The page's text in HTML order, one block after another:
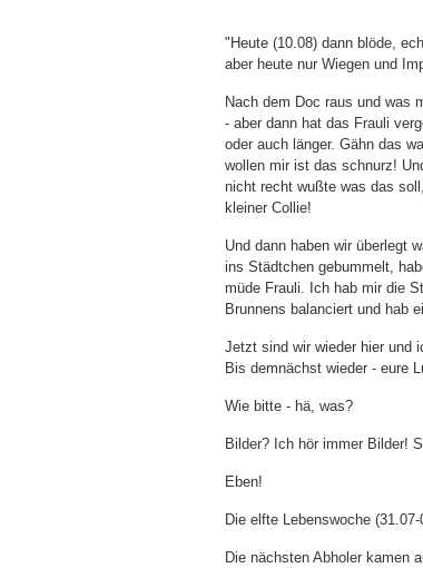
"Heute (10.08) dann blöde,
aber heute nur Wiegen und
Nach dem Doc raus und was
- aber dann hat das Frauli
oder auch länger. Gähn das
wollen mir ist das schnurz!
nicht recht wußte was das
kleiner Collie!
Und dann haben wir überlegt
ins Städtchen gebummelt,
müde Frauli. Ich hab mir die
Brunnens balanciert und hab
Jetzt sind wir wieder hier und
Bis demnächst wieder - eure
Wie bitte - hä, was?
Bilder? Ich hör immer Bilder!
Eben!
Die elfte Lebenswoche
Die nächsten Abholer kamen